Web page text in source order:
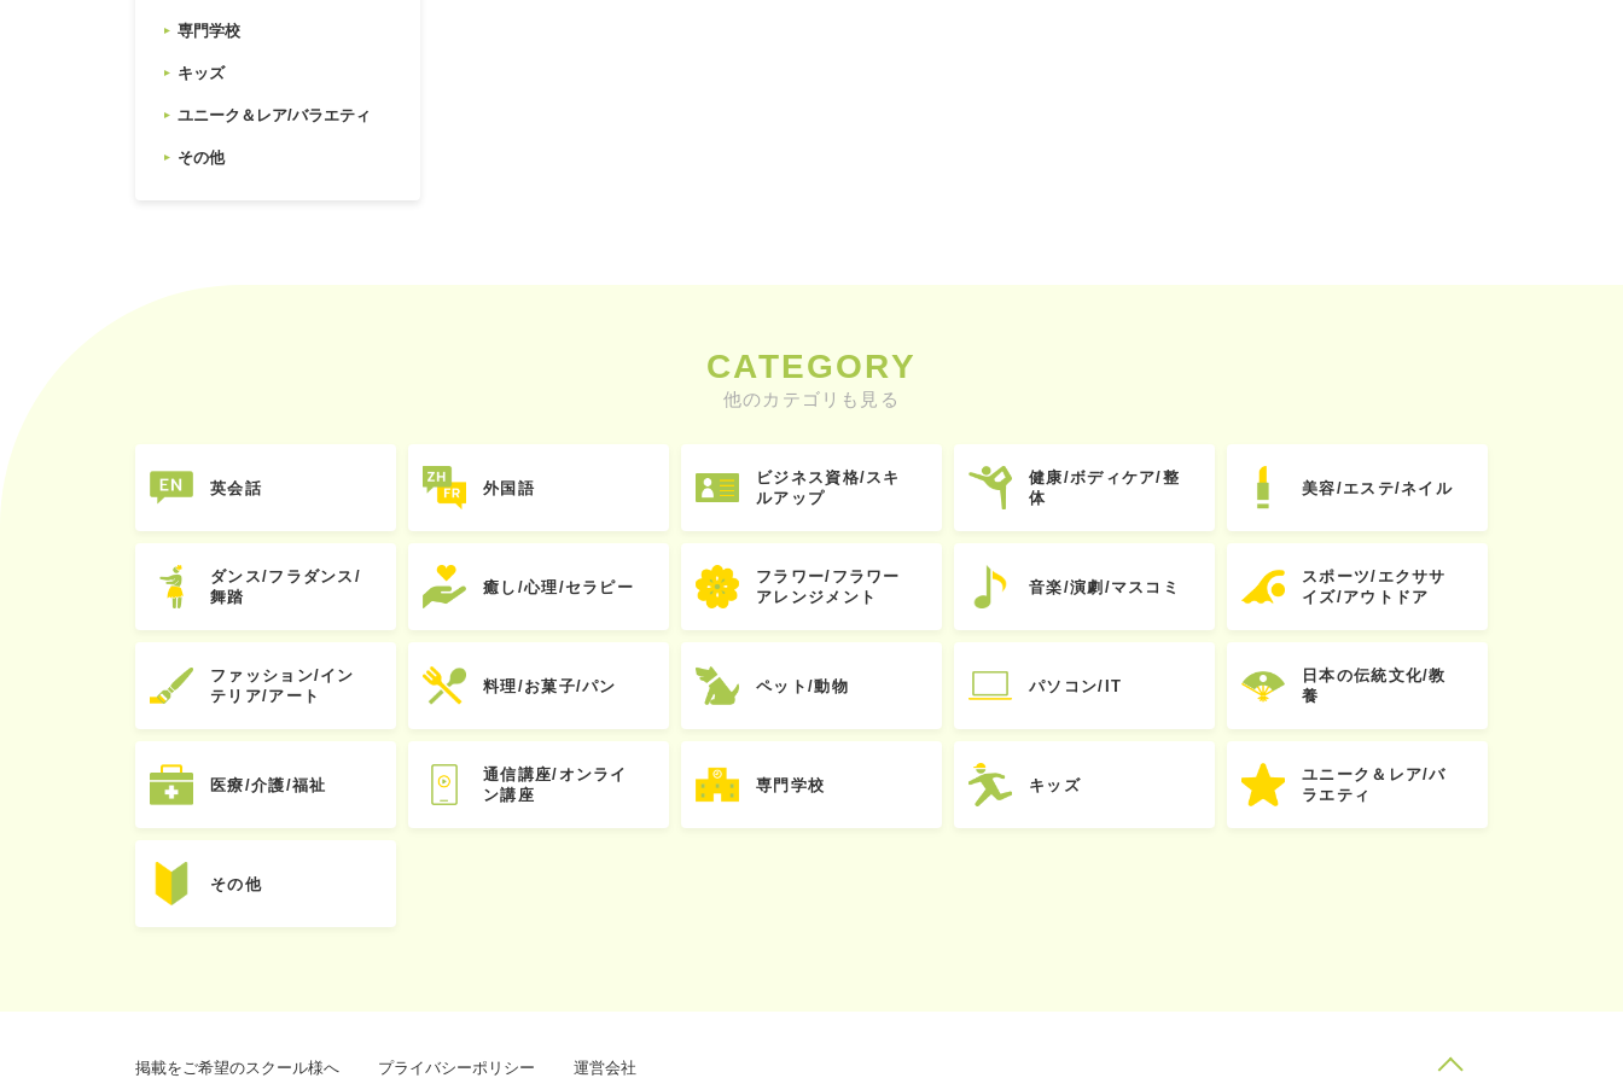
専門学校
キッズ
ユニーク＆レア/バラエティ
その他
CATEGORY
他のカテゴリも見る
英会話 外国語
ビジネス資格/スキ
ルアップ
健康/ボディケア/整
体
美容/エステ/ネイル
ダンス/フラダンス/
舞踏
癒し/心理/セラピー
フラワー/フラワー
アレンジメント
音楽/演劇/マスコミ
スポーツ/エクササ
イズ/アウトドア
ファッション/イン
テリア/アート
料理/お菓子/パン ペット/動物 パソコン/IT
日本の伝統文化/教
養
医療/介護/福祉
通信講座/オンライ
ン講座
専門学校 キッズ
ユニーク＆レア/バ
ラエティ
その他
掲載をご希望のスクール様へ プライバシーポリシー 運営会社